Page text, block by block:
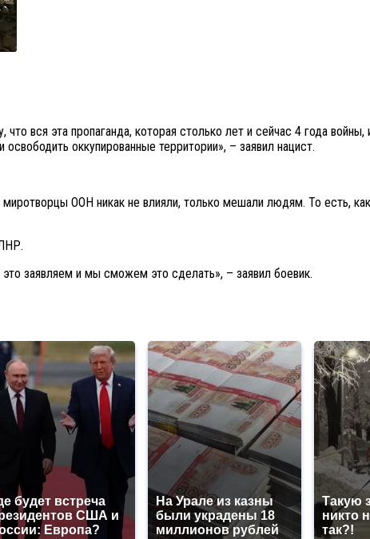
вся эта пропаганда, которая столько лет и сейчас 4 года
оккупированные территории», – заявил нацист.
ООН никак не влияли, только мешали людям. То есть,
заявляем и мы сможем это сделать», – заявил боевик.
будет встреча
США и
Европа?
На Урале из казны
были украдены 18
миллионов рублей
Такую
никто
так?!